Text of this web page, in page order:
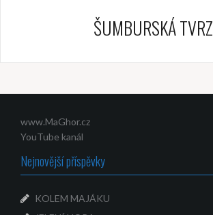
ŠUMBURSKÁ TVRZ
www.MaGhor.cz
YouTube kanál
Nejnovější příspěvky
KOLEM MAJÁKU